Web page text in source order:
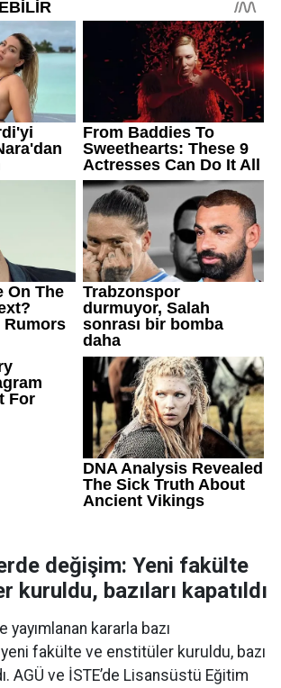
değişim: Yeni fakülte
kuruldu, bazıları kapatıldı
yayımlanan kararla bazı
fakülte ve enstitüler kuruldu, bazı
AGÜ ve İSTE’de Lisansüstü Eğitim